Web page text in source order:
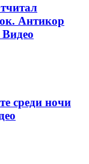
Антикор
среди ночи